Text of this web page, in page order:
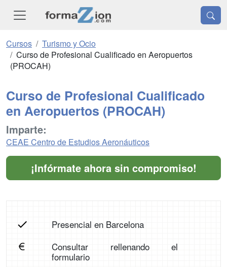
Cursos
Turismo y Ocio
Curso de Profesional Cualificado en Aeropuertos
(PROCAH)
Curso de Profesional Cualificado
en Aeropuertos (PROCAH)
Imparte:
CEAE Centro de Estudios Aeronáuticos
¡Infórmate ahora sin compromiso!
Presencial en Barcelona
Consultar rellenando el
formulario